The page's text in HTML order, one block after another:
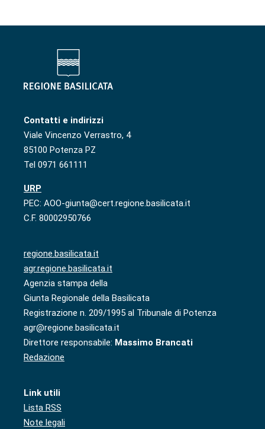
Contatti e indirizzi
Viale Vincenzo Verrastro, 4
85100 Potenza PZ
Tel 0971 661111
URP
PEC: AOO-giunta@cert.regione.basilicata.it
C.F. 80002950766
regione.basilicata.it
agr.regione.basilicata.it
Agenzia stampa della
Giunta Regionale della Basilicata
Registrazione n. 209/1995 al Tribunale di Potenza
agr@regione.basilicata.it
Direttore responsabile: Massimo Brancati
Redazione
Link utili
Lista RSS
Note legali